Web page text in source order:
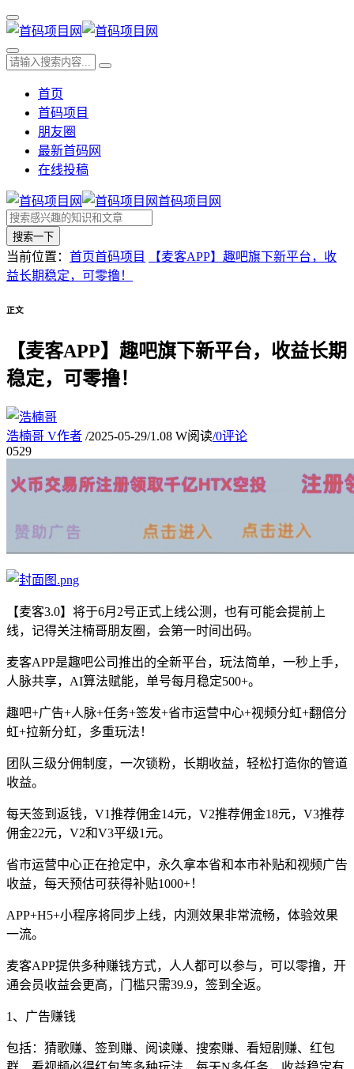
首页
首码项目
朋友圈
最新首码网
在线投稿
首码项目网
搜索一下
当前位置： 首页首码项目
【麦客APP】趣吧旗下新平台，收
益长期稳定，可零撸！
正文
【麦客APP】趣吧旗下新平台，收益长期
稳定，可零撸！
浩楠哥 V作者 /2025-05-29/1.08 W阅读/0评论
0529
【麦客3.0】将于6月2号正式上线公测，也有可能会提前上
线，记得关注楠哥朋友圈，会第一时间出码。
麦客APP是趣吧公司推出的全新平台，玩法简单，一秒上手，
人脉共享，AI算法赋能，单号每月稳定500+。
趣吧+广告+人脉+任务+签发+省市运营中心+视频分虹+翻倍分
虹+拉新分虹，多重玩法！
团队三级分佣制度，一次锁粉，长期收益，轻松打造你的管道
收益。
每天签到返钱，V1推荐佣金14元，V2推荐佣金18元，V3推荐
佣金22元，V2和V3平级1元。
省市运营中心正在抢定中，永久拿本省和本市补贴和视频广告
收益，每天预估可获得补贴1000+！
APP+H5+小程序将同步上线，内测效果非常流畅，体验效果
一流。
麦客APP提供多种赚钱方式，人人都可以参与，可以零撸，开
通会员收益会更高，门槛只需39.9，签到全返。
1、广告赚钱
包括：猜歌赚、签到赚、阅读赚、搜索赚、看短剧赚、红包